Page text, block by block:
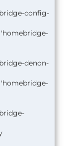
config-
'homebridge-
denon-
'homebridge-